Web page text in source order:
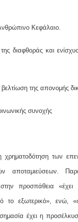
Κεφάλαιο.
διαφθοράς και
της απονομής
συνοχής
η χρηματοδότηση των
αποταμιεύσεων.
προσπάθεια «έχει
εξωτερικό», ενώ,
έχει η